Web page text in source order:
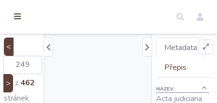
Úvod
Edice
<
> z 462
stránek
218 219 220
221 222 223
224
Metadata
Přepis
NÁZEV:
Acta judiciaria